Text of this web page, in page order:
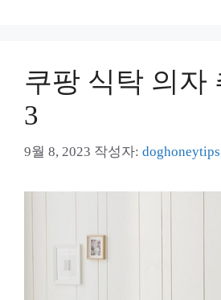
쿠팡 식탁 의자
3
9월 8, 2023 작성자: doghoneytips